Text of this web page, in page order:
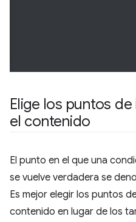
Elige los puntos
el contenido
El punto en el que una
se vuelve verdadera se
Es mejor elegir los puntos
contenido en lugar de los